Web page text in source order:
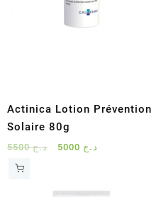
Actinica Lotion Prévention
Solaire 80g
د.ج5500
Le
était :
د.ج
est :